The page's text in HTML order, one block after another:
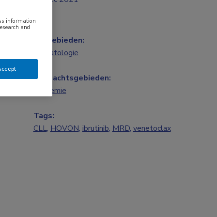
Vakgebieden:
Hematologie
Aandachtsgebieden:
Leukemie
Tags:
CLL, HOVON, ibrutinib, MRD, venetoclax
information
and